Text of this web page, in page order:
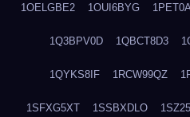
1OELGBE2 1OUI6BYG
1Q3BPV0D 1QBCT8D3
1QYKS8IF 1RCW99QZ
1SFXG5XT 1SSBXDLO